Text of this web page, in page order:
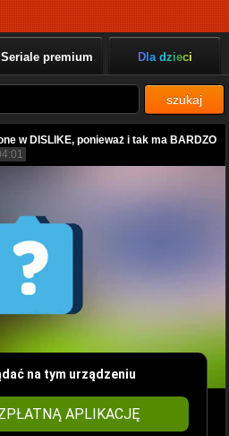
Seriale premium Dla dzieci
szukaj
w DISLIKE, ponieważ i tak ma BARDZO
na tym urządzeniu
APLIKACJĘ